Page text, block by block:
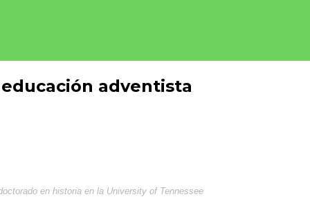
adventista
en historia en la University of Tennessee